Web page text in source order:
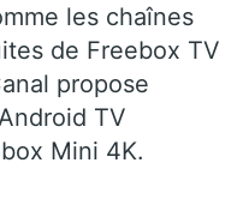
les chaînes
de Freebox TV
propose
TV
Mini 4K.